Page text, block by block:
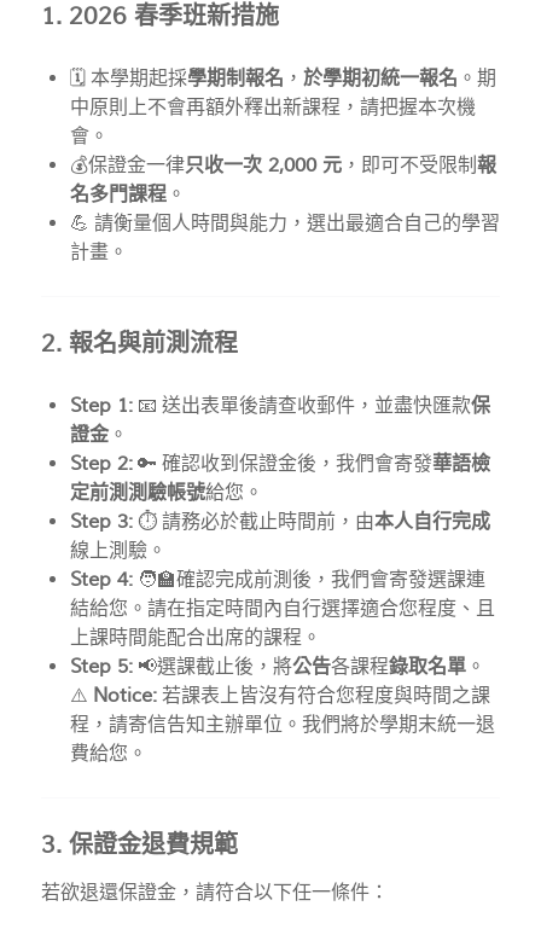
1. 2026 春季班新措施
🗓️ 本學期起採學期制報名 ， 於學期初統一報名 。期
中原則上不會再額外釋出新課程，請把握本次機
會。
💰保證金一律只收一次 2,000 元 ，即可不受限制報
名多門課程 。
💪 請衡量個人時間與能力，選出最適合自己的學習
計畫。
2. 報名與前測流程
Step 1: 📧 送出表單後請查收郵件，並盡快匯款保
證金 。
Step 2: 🔑 確認收到保證金後，我們會寄發華語檢
定前測測驗帳號給您。
Step 3: ⏱️ 請務必於截止時間前，由本人自行完成
線上測驗。
Step 4: 🧑‍🏫確認完成前測後，我們會寄發選課連
結給您。請在指定時間內自行選擇適合您程度、且
上課時間能配合出席的課程。
Step 5: 📢選課截止後，將公告各課程錄取名單 。
⚠️ Notice: 若課表上皆沒有符合您程度與時間之課
程，請寄信告知主辦單位。我們將於學期末統一退
費給您。
3. 保證金退費規範
若欲退還保證金，請符合以下任一條件：